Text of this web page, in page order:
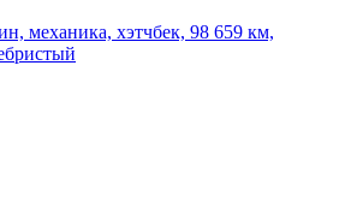
механика, хэтчбек, 98 659 км,